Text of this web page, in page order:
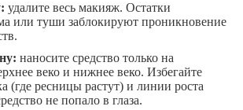
удалите весь макияж. Остатки
или туши заблокируют проникновение
наносите средство только на
веко и нижнее веко. Избегайте
(где ресницы растут) и линии роста
не попало в глаза.